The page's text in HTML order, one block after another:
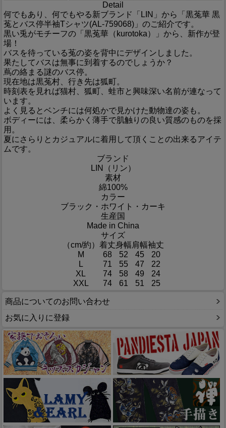
Detail
何でもあり、何でもやる新ブランド「LIN」から「黒菟華 黒
菟とバス停半袖Tシャツ(AL-759068)」のご紹介です。
黒い兎がモチーフの「黒菟華（kurotoka）」から、新作が登
場！
バスを待っている菟の姿を背中にデザインしました。
果たしてバスは無事に到着するのでしょうか？
蔦の絡まる謎のバス停。
現在地は黒菟村、行き先は狐町。
時刻表を見れば猫村、狐町、蛙市と興味深い名前が連なって
います。
よく見るとベンチには何処かで見かけた動物達の姿も。
ボディーには、柔らかく薄手で肌触りの良い質感のものを採
用。
夏にさらりとカジュアルに着用して頂くことの出来るアイテ
ムです。
ブランド
LIN（リン）
素材
綿100%
カラー
ブラック・ホワイト・カーキ
生産国
Made in China
サイズ
（cm/約） 着丈身幅肩幅袖丈
M
68 52 45
20
L
71 55 47
22
XL
74 58 49
24
XXL
74 61 51 25
商品についてのお問い合わせ
お気に入りに登録